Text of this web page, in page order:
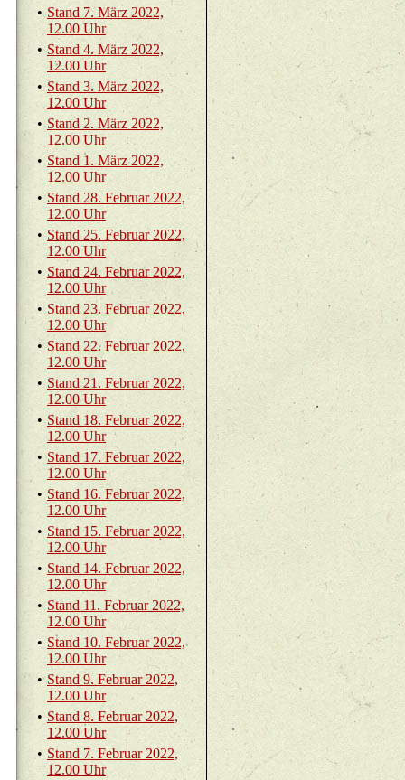
• Stand 7. März 2022,
12.00 Uhr
• Stand 4. März 2022,
12.00 Uhr
• Stand 3. März 2022,
12.00 Uhr
• Stand 2. März 2022,
12.00 Uhr
• Stand 1. März 2022,
12.00 Uhr
• Stand 28. Fe­bru­ar 2022,
12.00 Uhr
• Stand 25. Fe­bru­ar 2022,
12.00 Uhr
• Stand 24. Fe­bru­ar 2022,
12.00 Uhr
• Stand 23. Fe­bru­ar 2022,
12.00 Uhr
• Stand 22. Fe­bru­ar 2022,
12.00 Uhr
• Stand 21. Fe­bru­ar 2022,
12.00 Uhr
• Stand 18. Fe­bru­ar 2022,
12.00 Uhr
• Stand 17. Fe­bru­ar 2022,
12.00 Uhr
• Stand 16. Fe­bru­ar 2022,
12.00 Uhr
• Stand 15. Fe­bru­ar 2022,
12.00 Uhr
• Stand 14. Fe­bru­ar 2022,
12.00 Uhr
• Stand 11. Fe­bru­ar 2022,
12.00 Uhr
• Stand 10. Fe­bru­ar 2022,
12.00 Uhr
• Stand 9. Fe­bru­ar 2022,
12.00 Uhr
• Stand 8. Fe­bru­ar 2022,
12.00 Uhr
• Stand 7. Fe­bru­ar 2022,
12.00 Uhr